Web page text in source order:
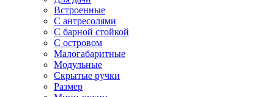
Встроенные
С антресолями
С барной стойкой
С островом
Малогабаритные
Модульные
Скрытые ручки
Размер